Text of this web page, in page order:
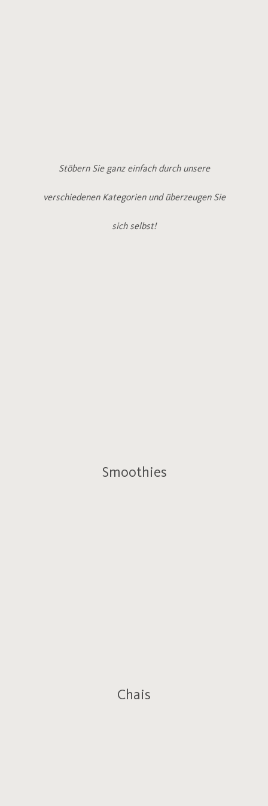
Stöbern Sie ganz einfach durch unsere
verschiedenen Kategorien und überzeugen Sie
sich selbst!
Smoothies
Chais